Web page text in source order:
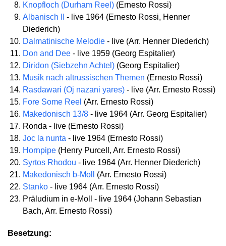
Knopfloch (Durham Reel) (Ernesto Rossi)
Albanisch II
- live 1964 (Ernesto Rossi, Henner
Diederich)
Dalmatinische Melodie - live (Arr. Henner Diederich)
Don and Dee - live 1959 (Georg Espitalier)
Diridon (Siebzehn Achtel) (Georg Espitalier)
Musik nach altrussischen Themen (Ernesto Rossi)
Rasdawari (Oj nazani yares) - live (Arr. Ernesto Rossi)
Fore Some Reel (Arr. Ernesto Rossi)
Makedonisch 13/8 - live 1964 (Arr. Georg Espitalier)
Ronda - live (Ernesto Rossi)
Joc la nunta - live 1964 (Ernesto Rossi)
Hornpipe (Henry Purcell, Arr. Ernesto Rossi)
Syrtos Rhodou - live 1964 (Arr. Henner Diederich)
Makedonisch b-Moll
(Arr. Ernesto Rossi)
Stanko - live 1964 (Arr. Ernesto Rossi)
Präludium in e-Moll - live 1964 (Johann Sebastian
Bach, Arr. Ernesto Rossi)
Besetzung: